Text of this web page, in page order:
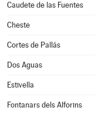
Caudete de las Fuentes
Cheste
Cortes de Pallás
Dos Aguas
Estivella
Fontanars dels Alforins